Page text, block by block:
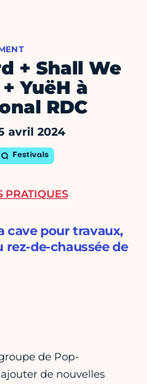
+ Shall We
YuëH à
RDC
avril 2024
Festivals
cave pour travaux,
rez-de-chaussée de
de Pop-
de nouvelles
PRATIQUES